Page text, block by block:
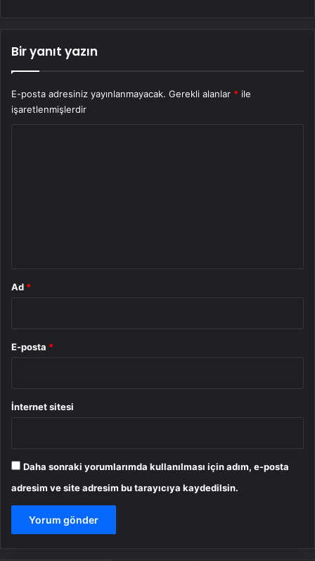
Bir yanıt yazın
E-posta adresiniz yayınlanmayacak. Gerekli alanlar * ile
işaretlenmişlerdir
Ad *
E-posta *
İnternet sitesi
Daha sonraki yorumlarımda kullanılması için adım, e-posta
adresim ve site adresim bu tarayıcıya kaydedilsin.